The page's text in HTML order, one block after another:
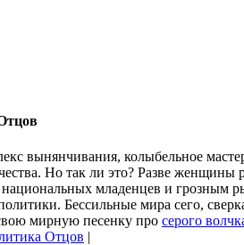
вынянчивания, колыбельное
Но так ли это? Разве
младенцев и грозным
Бессильные мира сего,
мирную песенку про серого
Отцов |